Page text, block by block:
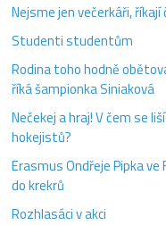
Nejsme jen večerkáři,
Studenti studentům
Rodina toho hodně
říká šampionka Siniaková
Nečekej a hraj! V čem se
hokejistů?
Erasmus Ondřeje Pipka
do krekrů
Rozhlasáci v akci